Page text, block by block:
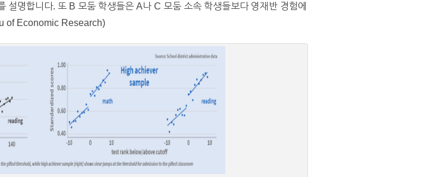
설명합니다. 또 B 모둠 학생들은 A나 C 모둠 소속 학생들보다 영재반 경험에
of Economic Research)